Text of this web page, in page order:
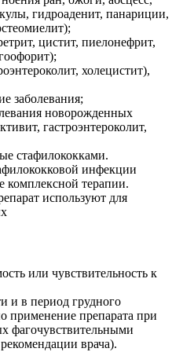
гидроаденит, панариции,
цистит, пиелонефрит,
холецистит),
заболевания;
новорожденных
гастроэнтероколит,
стафилококками.
инфекции
комплексной терапии.
используют для
или чувствительность к
и в период грудного
применение препарата при
фагочувствительными
врача).